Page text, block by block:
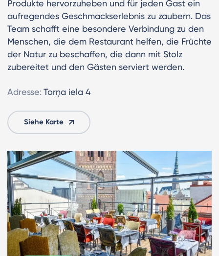
Produkte hervorzuheben und für jeden Gast ein
aufregendes Geschmackserlebnis zu zaubern. Das
Team schafft eine besondere Verbindung zu den
Menschen, die dem Restaurant helfen, die Früchte
der Natur zu beschaffen, die dann mit Stolz
zubereitet und den Gästen serviert werden.
Adresse: Torņa iela 4
Siehe Karte